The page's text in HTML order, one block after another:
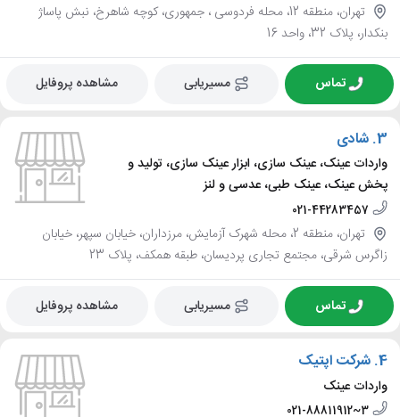
تهران، منطقه 12، محله فردوسی ، جمهوری، کوچه شاهرخ، نبش پاساژ
بنکدار، پلاک 32، واحد 16
تماس مسیریابی مشاهده پروفایل
3. شادی
واردات عینک، عینک سازی، ابزار عینک سازی، تولید و
پخش عینک، عینک طبی، عدسی و لنز
021-44283457
تهران، منطقه 2، محله شهرک آزمایش، مرزداران، خیابان سپهر، خیابان
زاگرس شرقی، مجتمع تجاری پردیسان، طبقه همکف، پلاک 23
تماس مسیریابی مشاهده پروفایل
4. شرکت اپتیک
واردات عینک
021-88811912~3